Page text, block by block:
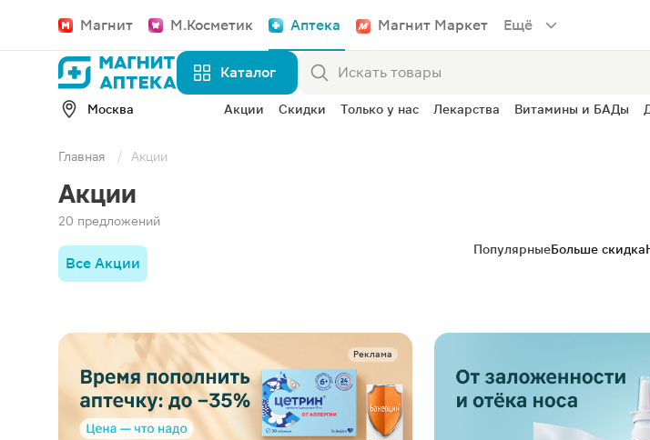
Магнит М.Косметик Аптека Магнит Маркет Ещё
Каталог
Москва Акции Скидки Только у нас Лекарства Витамины и БАДы
Главная Акции
Акции
20 предложений
ПопулярныеБольше скидка
Все Акции
Реклама